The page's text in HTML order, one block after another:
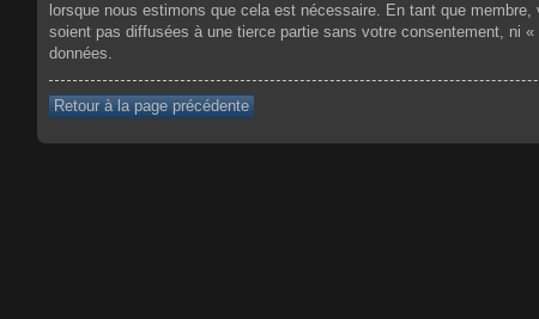
lorsque nous estimons que cela est nécessaire. En tant que
soient pas diffusées à une tierce partie sans votre consentement, ni
données.
Retour à la page précédente